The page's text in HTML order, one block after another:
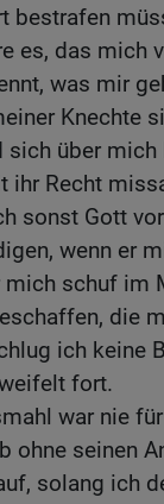
bestrafen
es, das mich
was mir
Knechte
sich über mich
ihr Recht
sonst Gott
wenn er
mich schuf im
die
ich keine
fort.
war nie
ohne seinen
solang ich